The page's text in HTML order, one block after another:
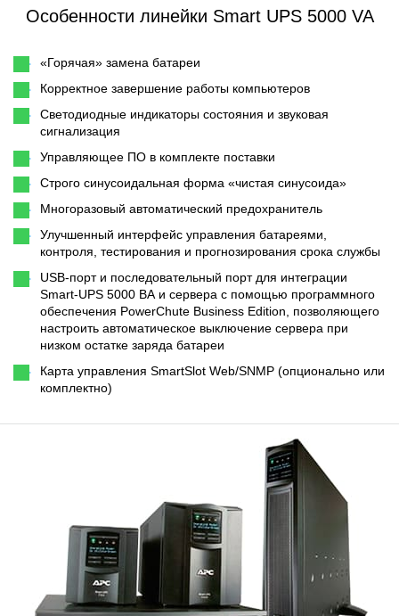
Особенности линейки Smart UPS 5000 VA
«Горячая» замена батареи
Корректное завершение работы компьютеров
Светодиодные индикаторы состояния и звуковая
сигнализация
Управляющее ПО в комплекте поставки
Строго синусоидальная форма «чистая синусоида»
Многоразовый автоматический предохранитель
Улучшенный интерфейс управления батареями,
контроля, тестирования и прогнозирования срока службы
USB-порт и последовательный порт для интеграции
Smart-UPS 5000 ВА и сервера с помощью программного
обеспечения PowerChute Business Edition, позволяющего
настроить автоматическое выключение сервера при
низком остатке заряда батареи
Карта управления SmartSlot Web/SNMP (опционально или
комплектно)